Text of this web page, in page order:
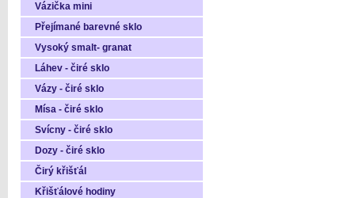
Vázička mini
Přejímané barevné sklo
Vysoký smalt- granat
Láhev - čiré sklo
Vázy - čiré sklo
Mísa - čiré sklo
Svícny - čiré sklo
Dozy - čiré sklo
Čirý křišťál
Křišťálové hodiny